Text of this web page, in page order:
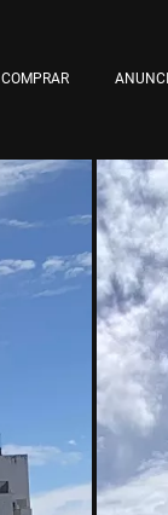
COMPRAR